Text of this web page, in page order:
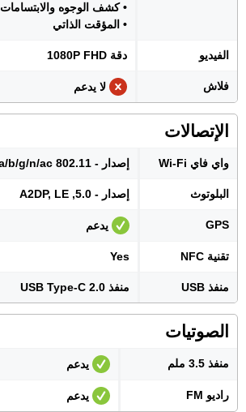
• كشف الوجوه والابتسامات
• المؤقت الذاتي
الفيديو دقة 1080P FHD
فلاش لا يدعم
الإتصالات
واي فاي Wi-Fi إصدار - 802.11 a/b/g/n/ac
البلوتوث إصدار - 5.0, A2DP, LE
GPS يدعم
تقنية NFC Yes
منفذ USB منفذ USB Type-C 2.0
الصوتيات
منفذ 3.5 ملم يدعم
راديو FM يدعم